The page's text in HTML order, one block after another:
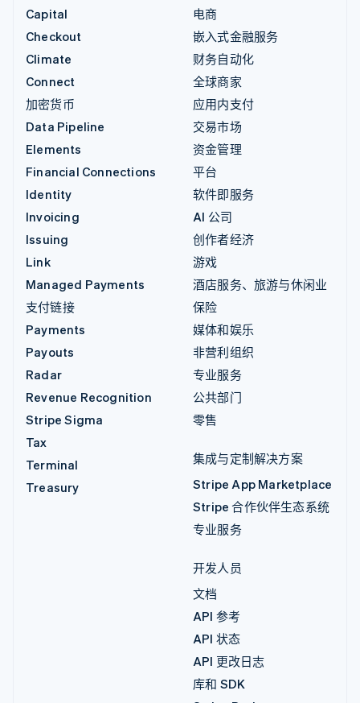
Capital
Checkout
Climate
Connect
加密货币
Data Pipeline
Elements
Financial Connections
Identity
Invoicing
Issuing
Link
Managed Payments
支付链接
Payments
Payouts
Radar
Revenue Recognition
Stripe Sigma
Tax
Terminal
Treasury
电商
嵌入式金融服务
财务自动化
全球商家
应用内支付
交易市场
资金管理
平台
软件即服务
AI 公司
创作者经济
游戏
酒店服务、旅游与休闲业
保险
媒体和娱乐
非营利组织
专业服务
公共部门
零售
集成与定制解决方案
Stripe App Marketplace
Stripe 合作伙伴生态系统
专业服务
开发人员
文档
API 参考
API 状态
API 更改日志
库和 SDK